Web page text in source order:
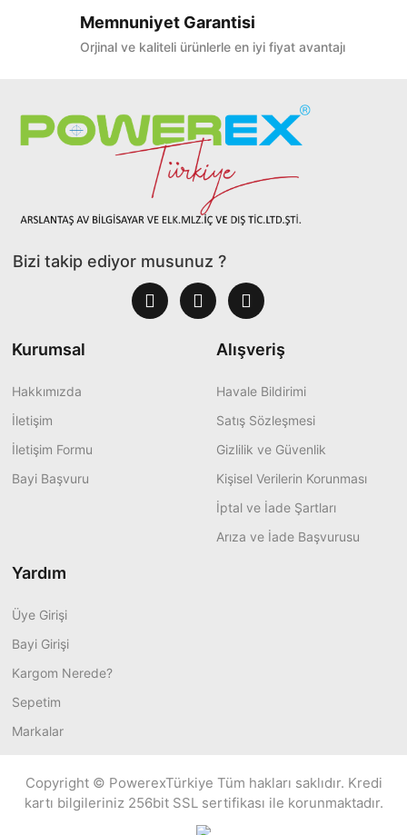
Memnuniyet Garantisi
Orjinal ve kaliteli ürünlerle en iyi fiyat avantajı
Bizi takip ediyor musunuz ?
Kurumsal
Hakkımızda
İletişim
İletişim Formu
Bayi Başvuru
Alışveriş
Havale Bildirimi
Satış Sözleşmesi
Gizlilik ve Güvenlik
Kişisel Verilerin Korunması
İptal ve İade Şartları
Arıza ve İade Başvurusu
Yardım
Üye Girişi
Bayi Girişi
Kargom Nerede?
Sepetim
Markalar
Copyright © PowerexTürkiye Tüm hakları saklıdır. Kredi
kartı bilgileriniz 256bit SSL sertifikası ile korunmaktadır.